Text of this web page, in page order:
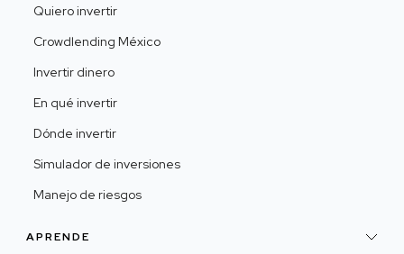
Quiero invertir
Crowdlending México
Invertir dinero
En qué invertir
Dónde invertir
Simulador de inversiones
Manejo de riesgos
APRENDE